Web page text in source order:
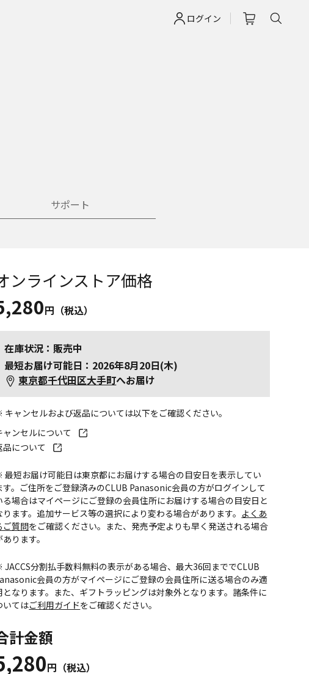
ログイン
サポート
ンラインストア価格
円（税込）
在庫状況：販売中
最短お届け可能日：2026年8月20日(木)
東京都千代田区大手町へお届け
キャンセルおよび返品については以下をご確認ください。
ャンセルについて
品について
最短お届け可能日は東京都にお届けする場合の目安日を表示してい
す。ご住所をご登録済みのCLUB Panasonic会員の方がログインして
る場合はマイページにご登録の会員住所にお届けする場合の目安日と
ります。追加サービス等の選択により変わる場合があります。 よくあ
ご質問をご確認ください。また、発売予定よりも早く発送される場合
あります。
JACCS分割払手数料無料の表示がある場合、最大36回まででCLUB
会員の方がマイページにご登録の会員住所に送る場合のみ適
となります。また、ギフトラッピングは対象外となります。諸条件に
いてはご利用ガイドをご確認ください。
計金額
円（税込）